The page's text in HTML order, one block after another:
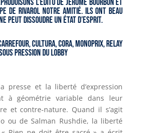
l’Edito de Jérôme Bourbon et
de Rivarol notre amitié. Ils ont beau
peut dissoudre un état d’esprit.
Cultura, Cora, Monoprix, Relay
pression du Lobby
presse et la liberté d’expression
à géométrie variable dans leur
et contre-nature. Quand il s’agit
ou de Salman Rushdie, la liberté